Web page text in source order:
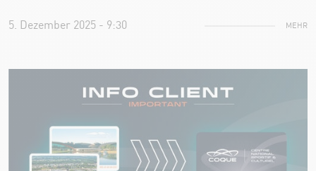
5. Dezember 2025 - 9:30 MEHR